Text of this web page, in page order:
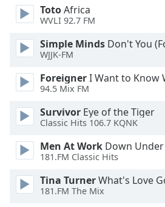
Font
Size
Text
Font
Done
Close
TotoAfrica
WVLI 92.7 FM
Simple Minds Don't You
WJJK-FM
ForeignerI Want to Know
94.5 Mix FM
Survivor Eye of the Tiger
Classic Hits 106.7 KQNK
Men At Work Down Under
181.FM Classic Hits
Tina TurnerWhat's Love
181.FM The Mix